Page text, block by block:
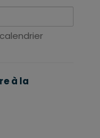
à la